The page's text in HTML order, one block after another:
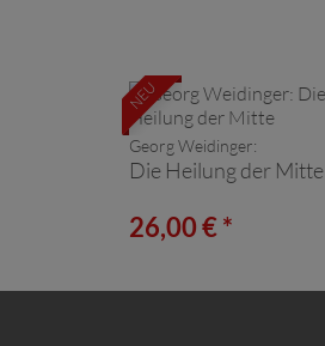
NEU
Georg Weidinger:
Die Heilung der Mitte
26,00 € *